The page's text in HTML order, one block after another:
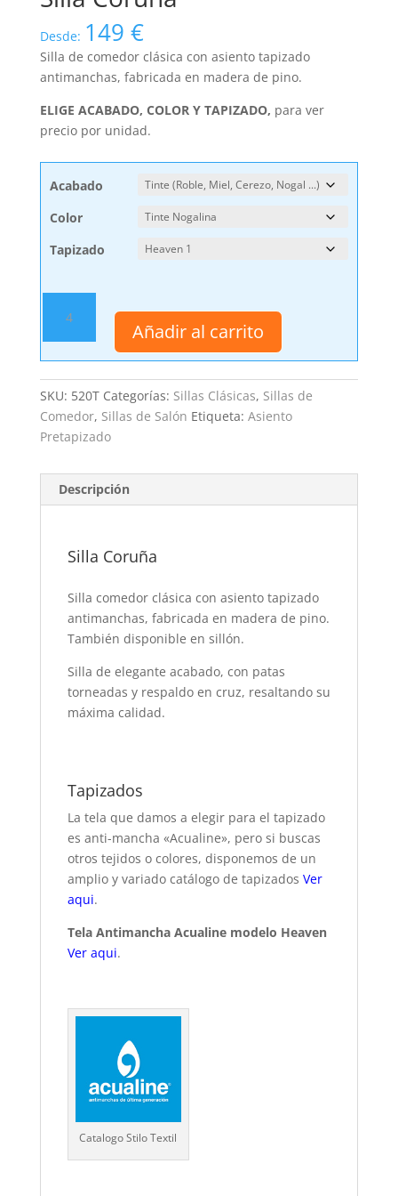
Desde: 149 €
Silla de comedor clásica con asiento tapizado
antimanchas, fabricada en madera de pino.
ELIGE ACABADO, COLOR Y TAPIZADO, para ver
precio por unidad.
Acabado
Color
Tapizado
Coruña
cantidad
Añadir al carrito
SKU: 520T Categorías: Sillas Clásicas, Sillas de
Comedor, Sillas de Salón Etiqueta: Asiento
Pretapizado
Descripción
Silla Coruña
Silla comedor clásica con asiento tapizado
antimanchas, fabricada en madera de pino.
También disponible en sillón.
Silla de elegante acabado, con patas
torneadas y respaldo en cruz, resaltando su
máxima calidad.
Tapizados
La tela que damos a elegir para el tapizado
es anti-mancha «Acualine», pero si buscas
otros tejidos o colores, disponemos de un
amplio y variado catálogo de tapizados Ver
aqui.
Tela Antimancha Acualine modelo Heaven
Ver aqui.
Catalogo Stilo Textil